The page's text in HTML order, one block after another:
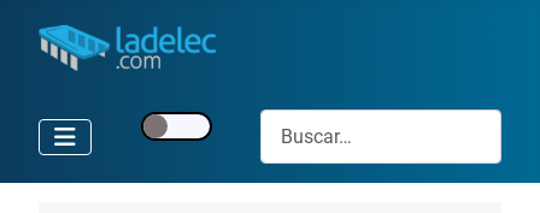
Buscar